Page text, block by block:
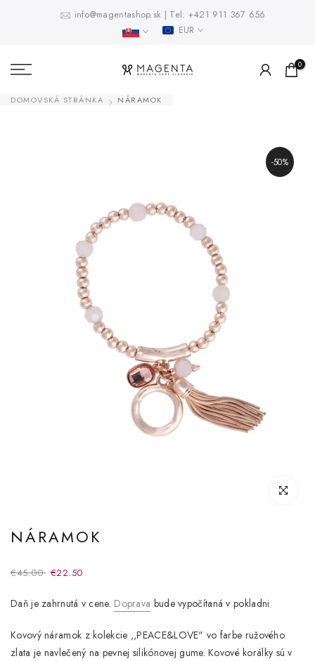
info@magentashop.sk | Tel: +421 911 367 656
EUR
0
DOMOVSKÁ STRÁNKA NÁRAMOK
-50%
Kliknite
NÁRAMOK
€45.00 €22.50
Daň je zahrnutá v cene. Doprava bude vypočítaná v pokladni
Kovový náramok z kolekcie ,,PEACE&LOVE" vo farbe ružového
zlata je navlečený na pevnej silikónovej gume. Kovové korálky sú v